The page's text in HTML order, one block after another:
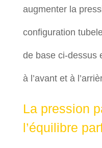
augmenter la
configuration
de base ci-dessus
à l’avant et à
La pression
l’équilibre